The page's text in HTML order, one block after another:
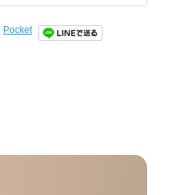
Pocket